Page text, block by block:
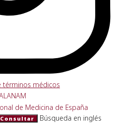
Consultar
Búsqueda en inglés